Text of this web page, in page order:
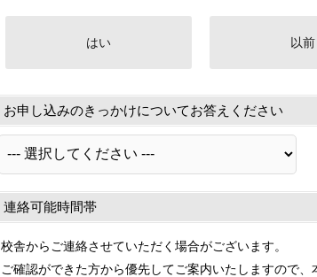
はい 以前
お申し込みのきっかけについてお答えください
連絡可能時間帯
校舎からご連絡させていただく場合がございます。
ご確認ができた方から優先してご案内いたしますので